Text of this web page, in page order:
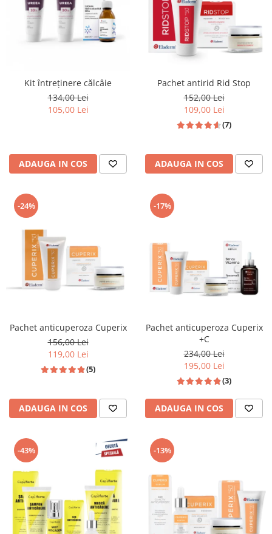
Kit întreținere călcâie
134,00 Lei
105,00 Lei
ADAUGA IN COS
Pachet antirid Rid Stop
152,00 Lei
109,00 Lei
(7)
ADAUGA IN COS
-24%
Pachet anticuperoza Cuperix
156,00 Lei
119,00 Lei
(5)
ADAUGA IN COS
-17%
Pachet anticuperoza Cuperix
+C
234,00 Lei
195,00 Lei
(3)
ADAUGA IN COS
-43% -13%